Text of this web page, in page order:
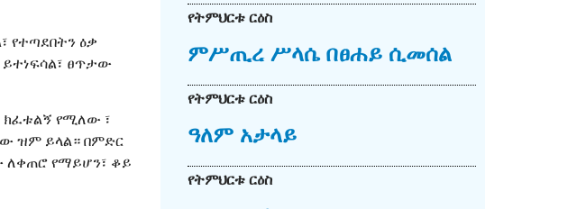
የተጣደበትን ዕቃ
ፀጥታው
ክፈቱልኝ የሚለው ፣
ዝም ይላል። በምድር
ለቀጠሮ የማይሆን፣ ቆይ
የትምህርቱ ርዕስ
ምሥጢረ ሥላሴ በፀሐይ ሲመሰል
የትምህርቱ ርዕስ
ዓለም አታላይ
የትምህርቱ ርዕስ